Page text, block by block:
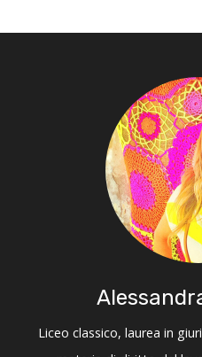
Liceo classico, laurea in